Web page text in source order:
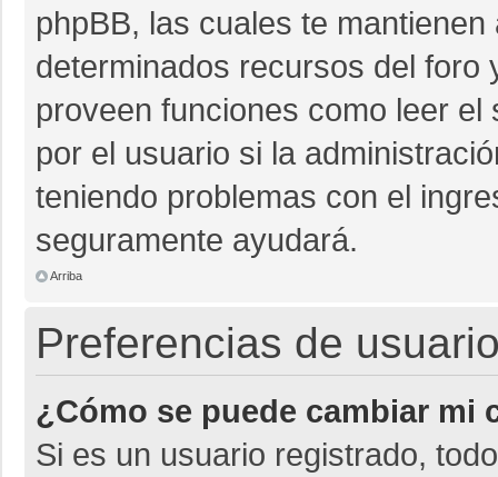
phpBB, las cuales te
determinados recursos del foro
proveen funciones como leer
por el usuario si la
teniendo problemas con el
seguramente ayudará.
Arriba
Preferencias de
¿Cómo se puede cambiar mi
Si es un usuario registrado,